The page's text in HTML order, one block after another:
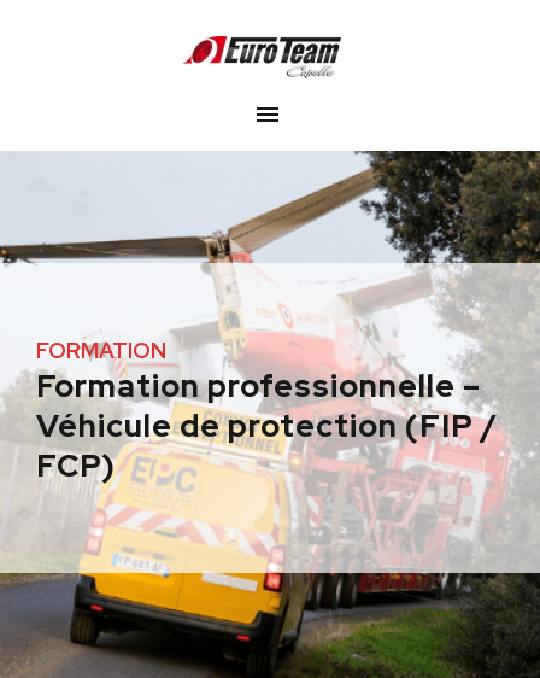
FORMATION
Formation professionnelle –
Véhicule de protection (FIP /
FCP)